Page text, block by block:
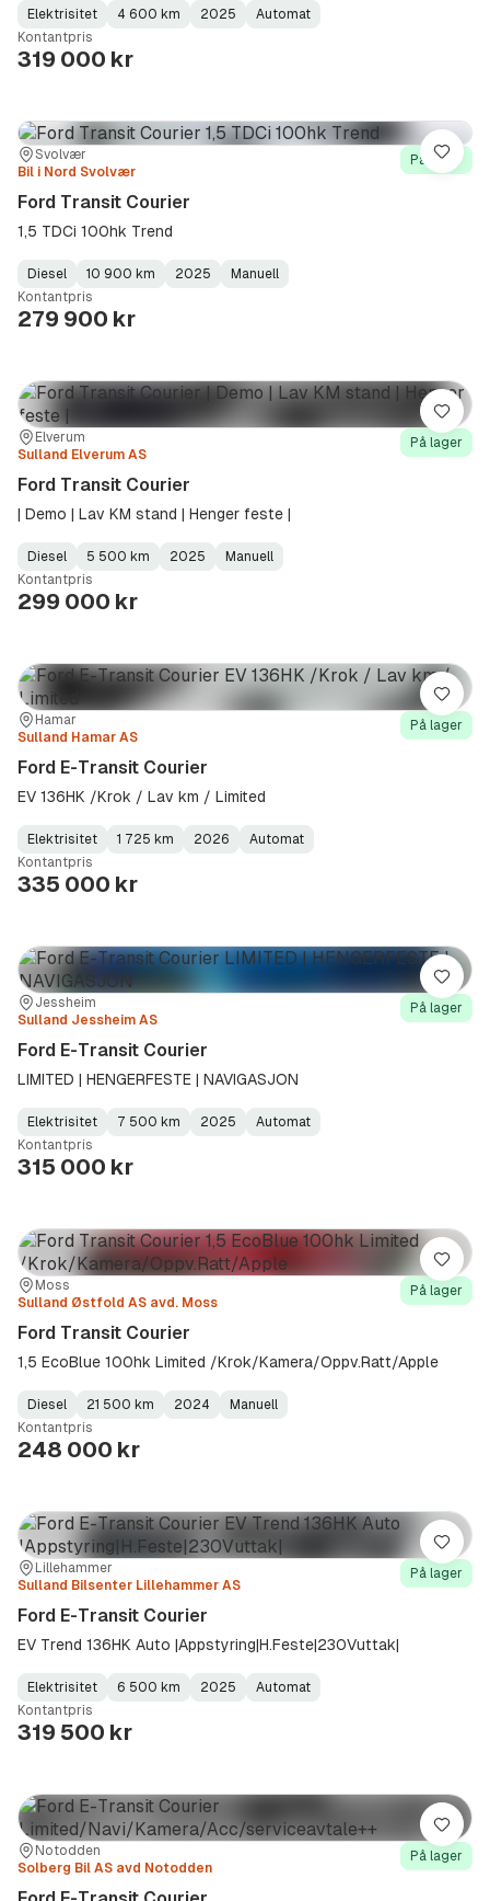
Fuel
Type:
Elektrisitet
Kilometerstand:
4 600 km
Model
Year:
2025
Gearbox
Type:
Automat
Kontantpris
319 000 kr
Sted:
Svolvær
Forhandler:
Bil i Nord Svolvær
På lager
Ford Transit Courier
1,5 TDCi 100hk Trend
Fuel
Type:
Diesel
Kilometerstand:
10 900 km
Model
Year:
2025
Gearbox
Type:
Manuell
Kontantpris
279 900 kr
Lagre
Sted:Elverum
Forhandler:
Sulland Elverum AS
På lager
Ford Transit Courier
| Demo | Lav KM stand | Henger feste |
Fuel
Type:
Diesel
Kilometerstand:
5 500 km
Model
Year:
2025
Gearbox
Type:
Manuell
Kontantpris
299 000 kr
Lagre
Sted:Hamar
Forhandler:
Sulland Hamar AS
På lager
Ford E-Transit Courier
EV 136HK /Krok / Lav km / Limited
Fuel
Type:
Elektrisitet
Kilometerstand:
1 725 km
Model
Year:
2026
Gearbox
Type:
Automat
Kontantpris
335 000 kr
Lagre
Sted:Jessheim
Forhandler:
Sulland Jessheim AS
På lager
Ford E-Transit Courier
LIMITED | HENGERFESTE | NAVIGASJON
Fuel
Type:
Elektrisitet
Kilometerstand:
7 500 km
Model
Year:
2025
Gearbox
Type:
Automat
Kontantpris
315 000 kr
Lagre
Sted:
Moss
Forhandler:
Sulland Østfold AS avd. Moss
På lager
Ford Transit Courier
1,5 EcoBlue 100hk Limited /Krok/Kamera/Oppv.Ratt/Apple
Fuel
Type:
Diesel
Kilometerstand:
21 500 km
Model
Year:
2024
Gearbox
Type:
Manuell
Kontantpris
248 000 kr
Lagre
Sted:Lillehammer
Forhandler:
Sulland Bilsenter Lillehammer AS
På lager
Ford E-Transit Courier
EV Trend 136HK Auto |Appstyring|H.Feste|230Vuttak|
Fuel
Type:
Elektrisitet
Kilometerstand:
6 500 km
Model
Year:
2025
Gearbox
Type:
Automat
Kontantpris
319 500 kr
Lagre
Sted:Notodden
Forhandler:
Solberg Bil AS avd Notodden
På lager
Lagre